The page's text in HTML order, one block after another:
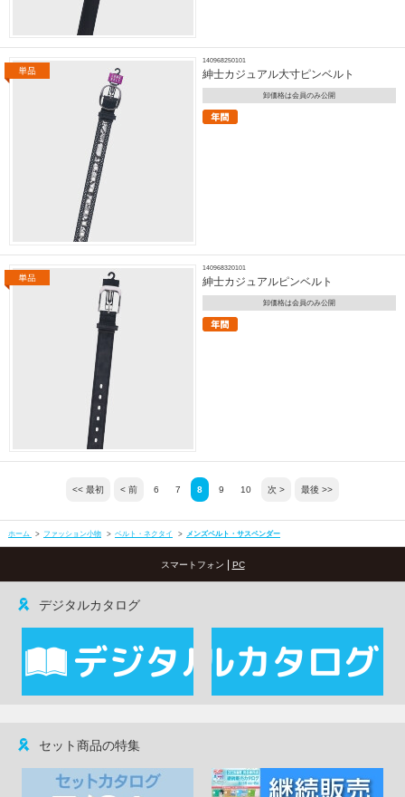
140968250101
紳士カジュアル大寸ピンベルト
卸価格は会員のみ公開
140968320101
紳士カジュアルピンベルト
卸価格は会員のみ公開
<< 最初 < 前 6 7 8 9 10 次 > 最後 >>
ホーム > ファッション小物 > ベルト・ネクタイ > メンズベルト・サスペンダー
スマートフォン PC
デジタルカタログ
セット商品の特集